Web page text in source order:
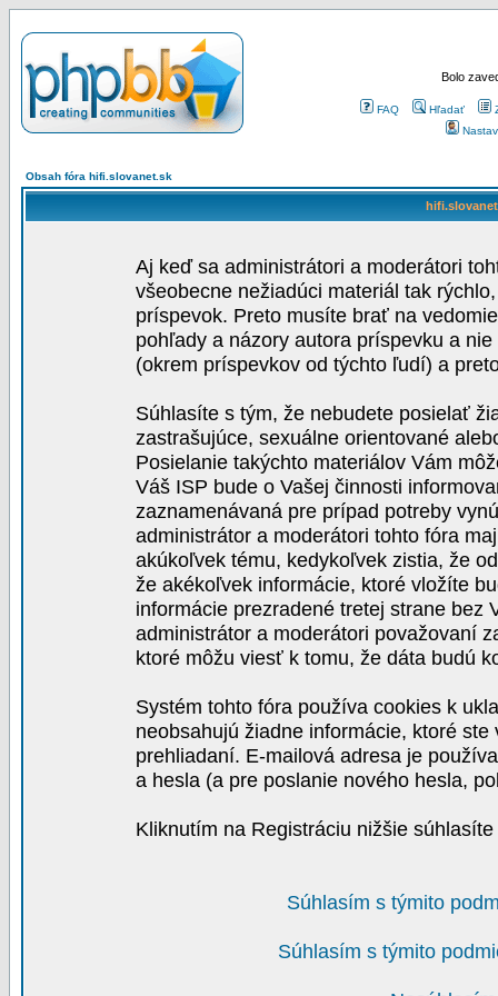
Bolo
FAQ Hľadať
Obsah fóra hifi.slovanet.sk
Aj keď sa administrátori a moderátori
všeobecne nežiadúci materiál tak
príspevok. Preto musíte brať na
pohľady a názory autora príspevku a
(okrem príspevkov od týchto ľudí) a
Súhlasíte s tým, že nebudete posielať
zastrašujúce, sexuálne orientované
Posielanie takýchto materiálov Vám
Váš ISP bude o Vašej činnosti
zaznamenávaná pre prípad potreby
administrátor a moderátori tohto fóra
akúkoľvek tému, kedykoľvek zistia, že
že akékoľvek informácie, ktoré vložíte
informácie prezradené tretej strane bez
administrátor a moderátori považovaní
ktoré môžu viesť k tomu, že dáta budú
Systém tohto fóra používa cookies k
neobsahujú žiadne informácie, ktoré
prehliadaní. E-mailová adresa je
a hesla (a pre poslanie nového hesla,
Kliknutím na Registráciu nižšie
Súhlasím s týmito
Súhlasím s týmito